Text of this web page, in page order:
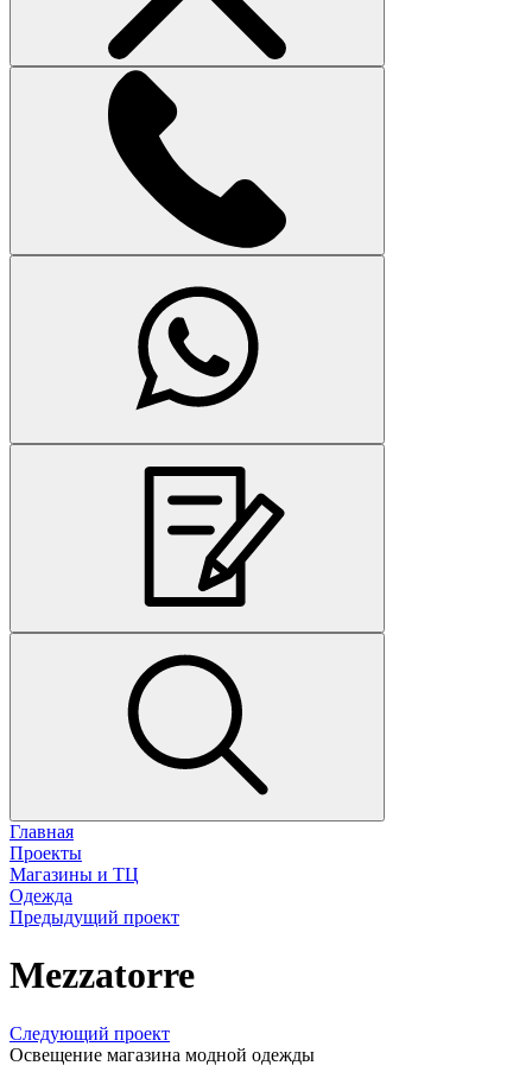
Главная
Проекты
Магазины и ТЦ
Одежда
Предыдущий проект
Mezzatorre
Следующий проект
Освещение магазина модной одежды